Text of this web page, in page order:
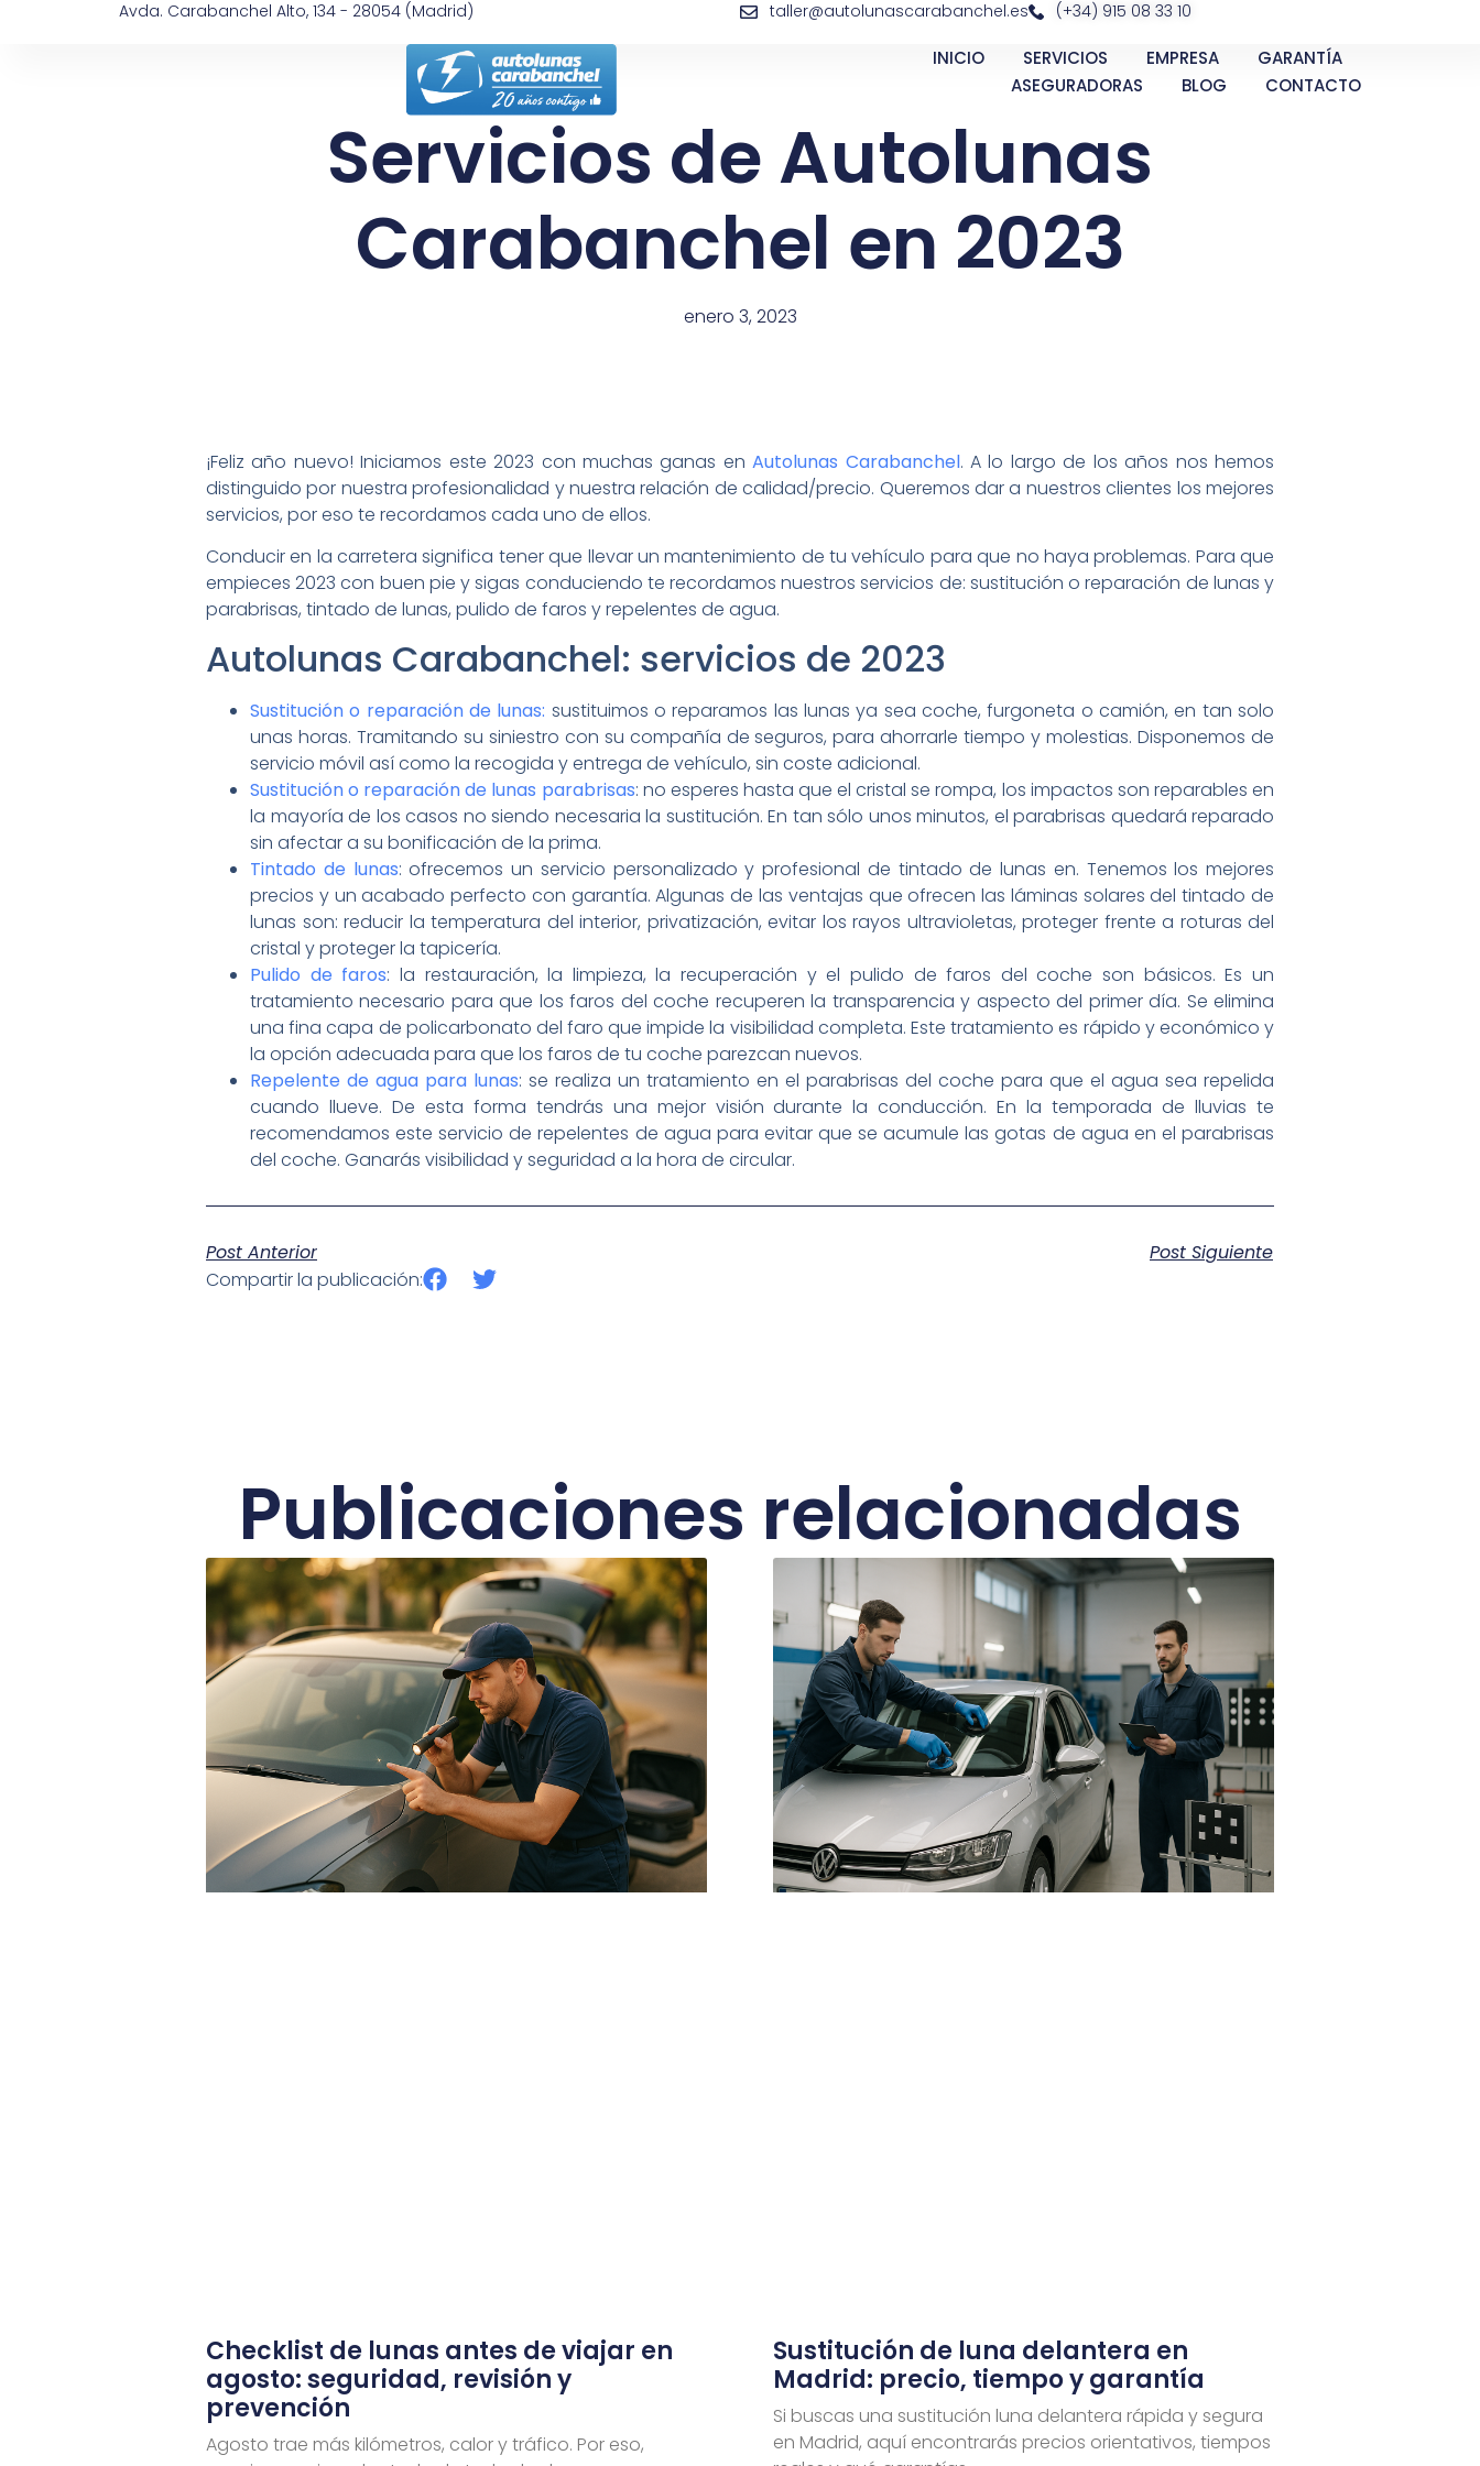
Avda. Carabanchel Alto, 134 - 28054 (Madrid) taller@autolunascarabanchel.es (+34) 915 08 33 10
INICIO SERVICIOS EMPRESA
GARANTÍA
ASEGURADORAS
BLOG CONTACTO
Servicios de Autolunas
Carabanchel en 2023
enero 3, 2023
¡Feliz año nuevo! Iniciamos este 2023 con muchas ganas enAutolunas Carabanchel. A lo largo de los años nos hemos
distinguido por nuestra profesionalidad y nuestra relación de calidad/precio. Queremos dar a nuestros clientes los mejores
servicios, por eso te recordamos cada uno de ellos.
Conducir en la carretera significa tener que llevar un mantenimiento de tu vehículo para que no haya problemas. Para que
empieces 2023 con buen pie y sigas conduciendo te recordamos nuestros servicios de: sustitución o reparación de lunas y
parabrisas, tintado de lunas, pulido de faros y repelentes de agua.
Autolunas Carabanchel: servicios de 2023
Sustitución o reparación de lunas: sustituimos o reparamos las lunas ya sea coche, furgoneta o camión, en tan solo
unas horas. Tramitando su siniestro con su compañía de seguros, para ahorrarle tiempo y molestias. Disponemos de
servicio móvil así como la recogida y entrega de vehículo, sin coste adicional.
Sustitución o reparación de lunas parabrisas: no esperes hasta que el cristal se rompa, los impactos son reparables en
la mayoría de los casos no siendo necesaria la sustitución. En tan sólo unos minutos, el parabrisas quedará reparado
sin afectar a su bonificación de la prima.
Tintado de lunas: ofrecemos un servicio personalizado y profesional de tintado de lunas en. Tenemos los mejores
precios y un acabado perfecto con garantía. Algunas de las ventajas que ofrecen las láminas solares del tintado de
lunas son: reducir la temperatura del interior, privatización, evitar los rayos ultravioletas, proteger frente a roturas del
cristal y proteger la tapicería.
Pulido de faros: la restauración, la limpieza, la recuperación y el pulido de faros del coche son básicos. Es un
tratamiento necesario para que los faros del coche recuperen la transparencia y aspecto del primer día. Se elimina
una fina capa de policarbonato del faro que impide la visibilidad completa. Este tratamiento es rápido y económico y
la opción adecuada para que los faros de tu coche parezcan nuevos.
Repelente de agua para lunas: se realiza un tratamiento en el parabrisas del coche para que el agua sea repelida
cuando llueve. De esta forma tendrás una mejor visión durante la conducción. En la temporada de lluvias te
recomendamos este servicio de repelentes de agua para evitar que se acumule las gotas de agua en el parabrisas
del coche. Ganarás visibilidad y seguridad a la hora de circular.
Post Anterior
Post Siguiente
Compartir la publicación:
Publicaciones relacionadas
Checklist de lunas antes de viajar en
agosto: seguridad, revisión y
prevención
Agosto trae más kilómetros, calor y tráfico. Por eso,
Sustitución de luna delantera en
Madrid: precio, tiempo y garantía
Si buscas una sustitución luna delantera rápida y segura
en Madrid, aquí encontrarás precios orientativos, tiempos